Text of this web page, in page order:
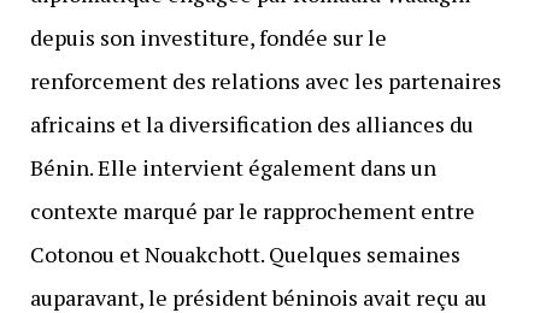
depuis son investiture, fondée sur le
renforcement des relations avec les partenaires
africains et la diversification des alliances du
Bénin. Elle intervient également dans un
contexte marqué par le rapprochement entre
Cotonou et Nouakchott. Quelques semaines
auparavant, le président béninois avait reçu au